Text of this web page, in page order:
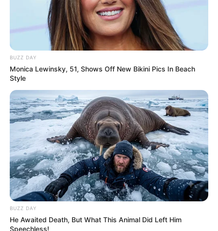
BUZZ DAY
Monica Lewinsky, 51, Shows Off New Bikini Pics In Beach
Style
BUZZ DAY
He Awaited Death, But What This Animal Did Left Him
Speechless!